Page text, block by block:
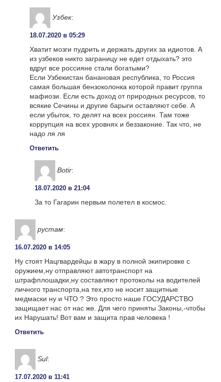
Узбек:
18.07.2020 в 05:29
Хватит мозги пудрить и держать других за идиотов. А
из узбеков никто заграницу не едет отдыхать? это
вдруг все россияне стали богатыми?
Если Узбекистан банановая республика, то Россия
самая большая бензоколонка которой правит группа
мафиози. Если есть доход от природных ресурсов, то
всякие Сечины и другие барыги оставляют себе. А
если убыток, то делят на всех россиян. Там тоже
коррупция на всех уровнях и беззаконие. Так что, не
надо ля ля
Ответить
Botir:
18.07.2020 в 21:04
За то Гагарин первым полетел в космос.
рустам:
16.07.2020 в 14:05
Ну стоят Нацгвардейцы в жару в полной экипировке с
оружием,ну отправляют автотранспорт на
штрафплошадки,ну составляют протоколы на водителей
личного транспорта,на тех,кто не носит защитные
медмаски ну и ЧТО ? Это просто наше ГОСУДАРСТВО
защищает нас от нас же. Для чего приняты Законы,-чтобы
их Нарушать! Вот вам и защита прав человека !
Ответить
Sul:
17.07.2020 в 11:41